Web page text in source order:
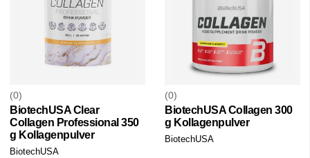
0
BiotechUSA Clear
Collagen Professional 350
g Kollagenpulver
BiotechUSA
0
BiotechUSA Collagen 300
g Kollagenpulver
BiotechUSA